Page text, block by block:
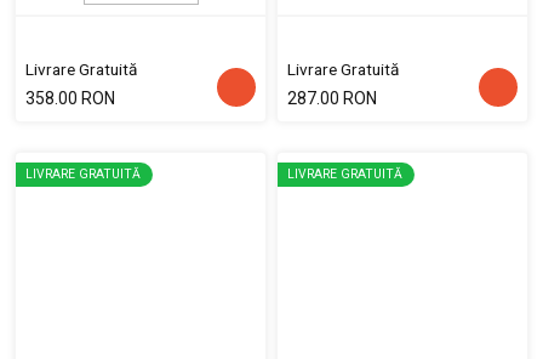
Livrare Gratuită
358.00 RON
Livrare Gratuită
287.00 RON
LIVRARE GRATUITĂ LIVRARE GRATUITĂ